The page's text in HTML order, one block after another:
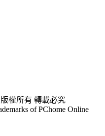
權所有 轉載必究
of PChome Online